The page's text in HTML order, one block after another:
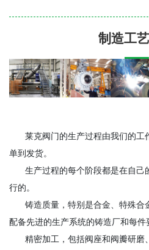
制造工
莱克阀门的生产过程由我们的
单到发货。
生产过程的每个阶段都是在自
行的。
铸造质量，特别是合金、特殊合
配备先进的生产系统的铸造厂和每件
精密加工，包括阀座和阀瓣研